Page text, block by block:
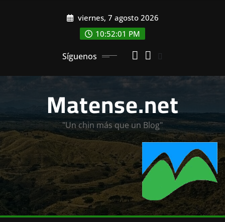
viernes, 7 agosto 2026
10:52:03 PM
Síguenos
Matense.net
"Un chin más que un Blog"